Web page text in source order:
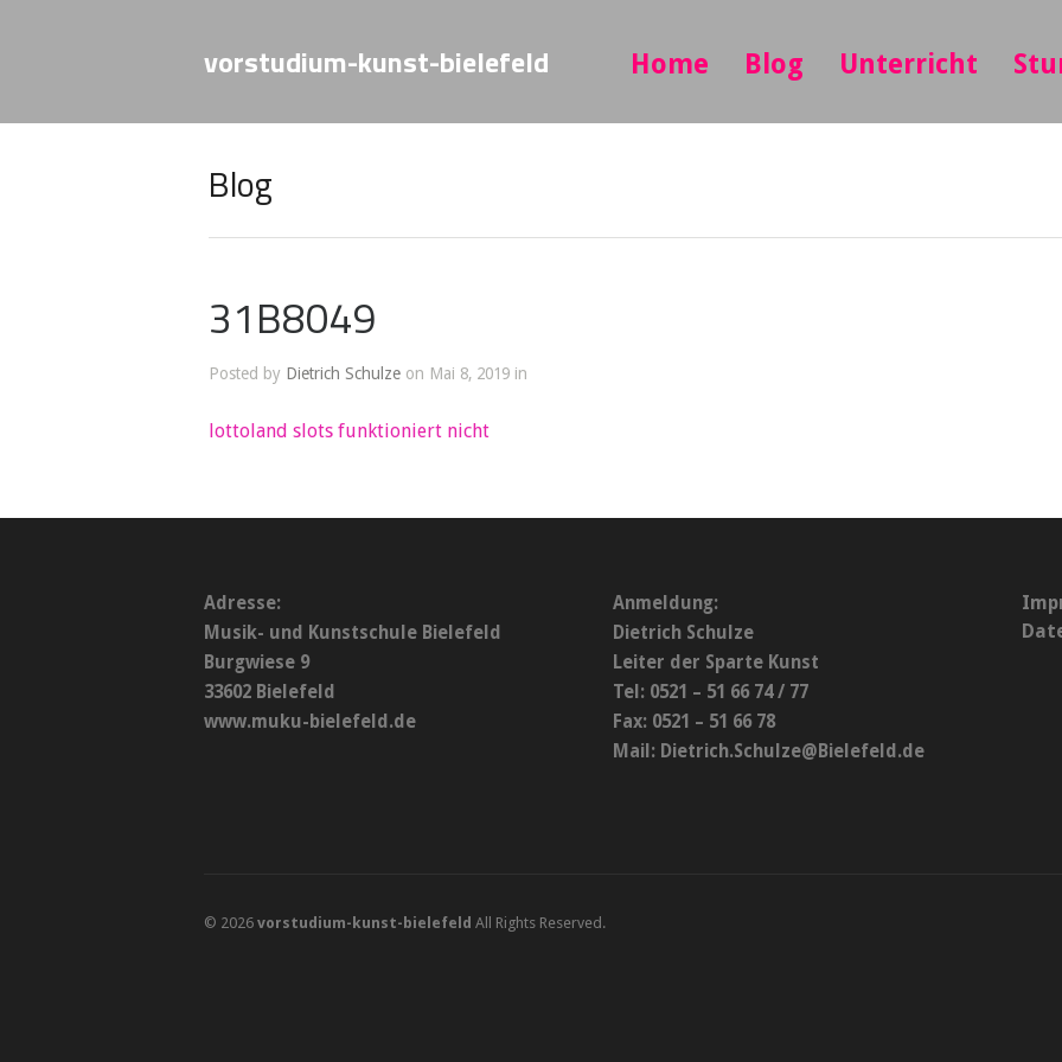
vorstudium-kunst-bielefeld Home Blog Unterricht
Blog
31B8049
Posted by Dietrich Schulze on Mai 8, 2019 in
lottoland slots funktioniert nicht
Adresse:
Musik- und Kunstschule Bielefeld
Burgwiese 9
33602 Bielefeld
www.muku-bielefeld.de
Anmeldung:
Dietrich Schulze
Leiter der Sparte Kunst
Tel: 0521 – 51 66 74 / 77
Fax: 0521 – 51 66 78
Mail: Dietrich.Schulze@Bielefeld.de
© 2026 vorstudium-kunst-bielefeld All Rights Reserved.